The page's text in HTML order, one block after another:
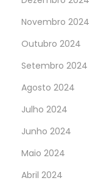
Novembro 2024
Outubro 2024
Setembro 2024
Agosto 2024
Julho 2024
Junho 2024
Maio 2024
Abril 2024